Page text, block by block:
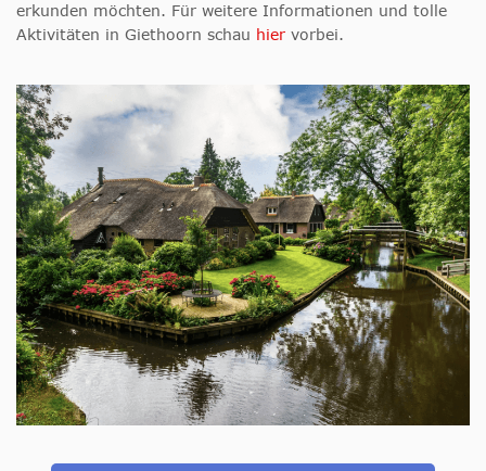
erkunden möchten. Für weitere Informationen und tolle
Aktivitäten in Giethoorn schau hier vorbei.